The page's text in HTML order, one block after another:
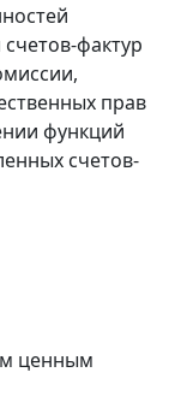
фактур
прав
функций
счетов-
ценным